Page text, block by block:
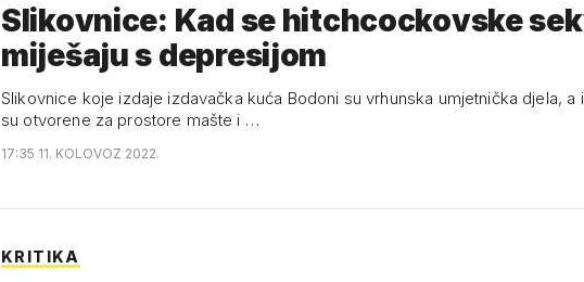
Slikovnice: Kad se hitchcockovske
miješaju s depresijom
Slikovnice koje izdaje izdavačka kuća Bodoni su vrhunska umjetnička djela, a
su otvorene za prostore mašte i …
17:35 11. KOLOVOZ 2022.
KRITIKA